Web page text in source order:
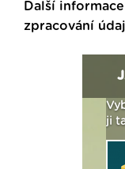
Další
zpracování
ji